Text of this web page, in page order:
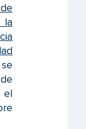
la
el